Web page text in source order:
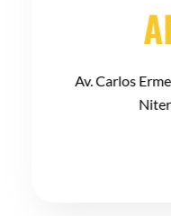
Av. Carlos